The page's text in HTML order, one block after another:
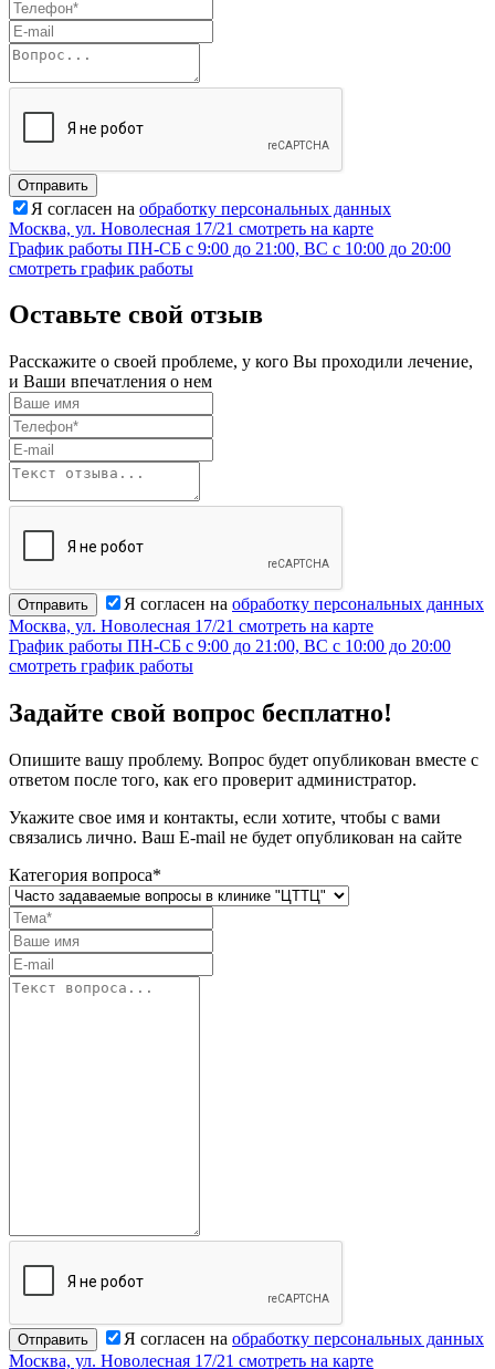
Отправить
Я согласен на обработку персональных данных
Москва, ул. Новолесная 17/21 смотреть на карте
График работы ПН-СБ с 9:00 до 21:00, ВС с 10:00 до 20:00
смотреть график работы
Оставьте свой отзыв
Расскажите о своей проблеме, у кого Вы проходили лечение,
и Ваши впечатления о нем
Отправить Я согласен на обработку персональных данных
Москва, ул. Новолесная 17/21 смотреть на карте
График работы ПН-СБ с 9:00 до 21:00, ВС с 10:00 до 20:00
смотреть график работы
Задайте свой вопрос бесплатно!
Опишите вашу проблему. Вопрос будет опубликован вместе с
ответом после того, как его проверит администратор.
Укажите свое имя и контакты, если хотите, чтобы с вами
связались лично. Ваш E-mail не будет опубликован на сайте
Категория вопроса*
Отправить Я согласен на обработку персональных данных
Москва, ул. Новолесная 17/21 смотреть на карте